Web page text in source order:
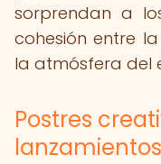
sorprendan a
cohesión entre
la atmósfera del
Postres